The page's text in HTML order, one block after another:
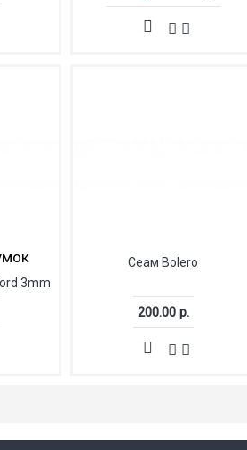
3mm
Сеам Bolero
200.00 р.